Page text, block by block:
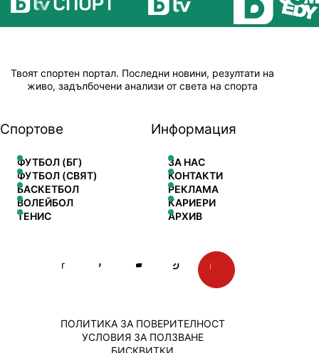
Твоят спортен портал. Последни новини, резултати на
живо, задълбочени анализи от света на спорта
Спортове
ФУТБОЛ (БГ)
ФУТБОЛ (СВЯТ)
БАСКЕТБОЛ
ВОЛЕЙБОЛ
ТЕНИС
Информация
ЗА НАС
КОНТАКТИ
РЕКЛАМА
КАРИЕРИ
АРХИВ
ПОЛИТИКА ЗА ПОВЕРИТЕЛНОСТ
УСЛОВИЯ ЗА ПОЛЗВАНЕ